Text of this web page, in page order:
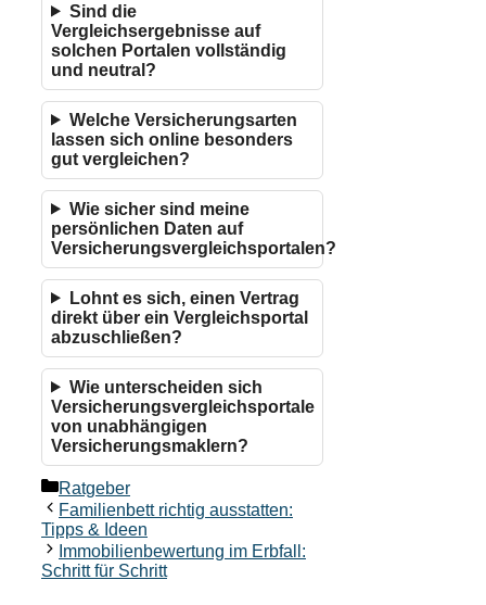
Sind die
Vergleichsergebnisse auf
solchen Portalen vollständig
und neutral?
Welche Versicherungsarten
lassen sich online besonders
gut vergleichen?
Wie sicher sind meine
persönlichen Daten auf
Versicherungsvergleichsportalen?
Lohnt es sich, einen Vertrag
direkt über ein Vergleichsportal
abzuschließen?
Wie unterscheiden sich
Versicherungsvergleichsportale
von unabhängigen
Versicherungsmaklern?
Kategorien
Ratgeber
Familienbett richtig ausstatten:
Tipps & Ideen
Immobilienbewertung im Erbfall:
Schritt für Schritt